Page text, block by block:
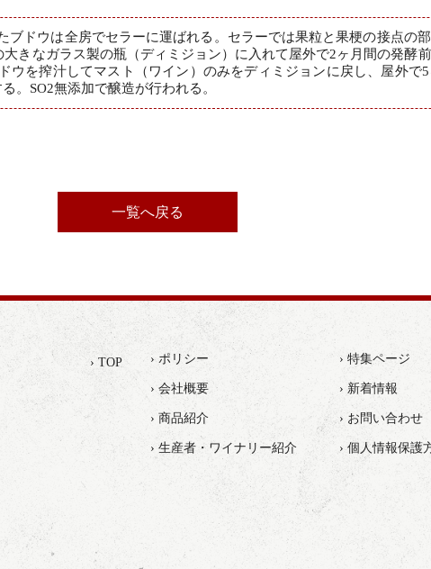
ブドウは全房でセラーに運ばれる。セラーでは果粒と果梗の接点の
きなガラス製の瓶（ディミジョン）に入れて屋外で2ヶ月間の発酵
ウを搾汁してマスト（ワイン）のみをディミジョンに戻し、屋外で
。SO2無添加で醸造が行われる。
一覧へ戻る
› TOP › ポリシー › 特集ページ
› 会社概要 › 新着情報
› 商品紹介 › お問い合わせ
› 生産者・ワイナリー紹介 › 個人情報保護